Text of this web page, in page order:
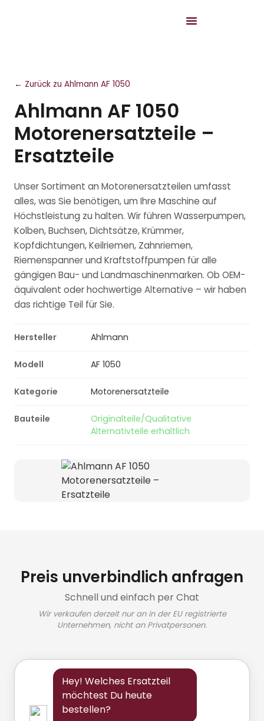
← Zurück zu Ahlmann AF 1050
Ahlmann AF 1050
Motorenersatzteile –
Ersatzteile
Unser Sortiment an Motorenersatzteilen umfasst
alles, was Sie benötigen, um Ihre Maschine auf
Höchstleistung zu halten. Wir führen Wasserpumpen,
Kolben, Buchsen, Dichtsätze, Krümmer,
Kopfdichtungen, Keilriemen, Zahnriemen,
Riemenspanner und Kraftstoffpumpen für alle
gängigen Bau- und Landmaschinenmarken. Ob OEM-
äquivalent oder hochwertige Alternative – wir haben
das richtige Teil für Sie.
Hersteller Ahlmann
Modell AF 1050
Kategorie Motorenersatzteile
Bauteile
Originalteile/Qualitative
Alternativteile erhältlich
Preis unverbindlich anfragen
Schnell und einfach per Chat
Wir verkaufen derzeit nur an in der EU registrierte
Unternehmen, nicht an Privatpersonen.
Hey! Welches Ersatzteil
möchtest Du heute
bestellen?